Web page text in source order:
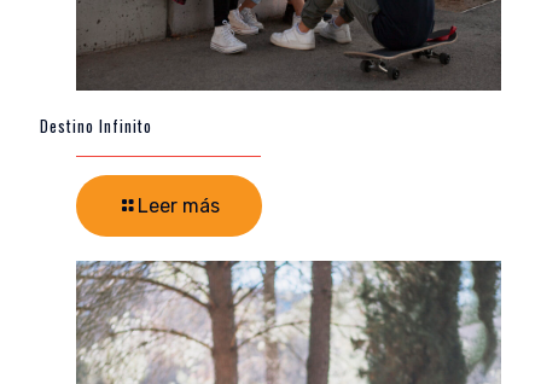
Destino Infinito
Leer más